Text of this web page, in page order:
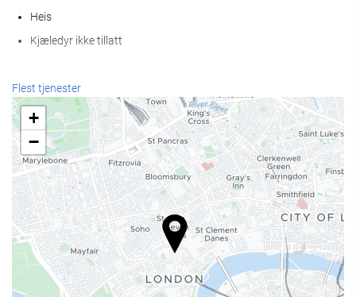
Heis
Kjæledyr ikke tillatt
Mat og Drikke
À la carte-restaurant
Bar
Kafé på overnattingsstedet
Resepsjonstjenester
Døgnåpen resepsjon
Bagasjeoppbevaring
Flest tjenester
+
−